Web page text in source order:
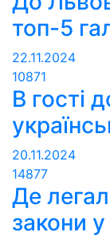
топ-5
22.11.2024
10871
В гості
20.11.2024
14877
Де
закони у